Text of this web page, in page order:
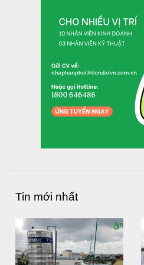
kích. Nơi đặt bồn phải
nhất của bồn khi chưa
toàn.
Nên lưu ý khi lắp đặt
những vị trí gần đường
thể ảnh hưởng tới bề mặt
Các bước lắp đặt:
Bước 1: Bỏ lớp cao su
Bước 2: Đặt chân bồn
Bước 4: Khớp chân đế
cho gân đơn dập khít vừa
bồn.
Bước 5: Bắt gá vít định vị.
Tin mới nhất